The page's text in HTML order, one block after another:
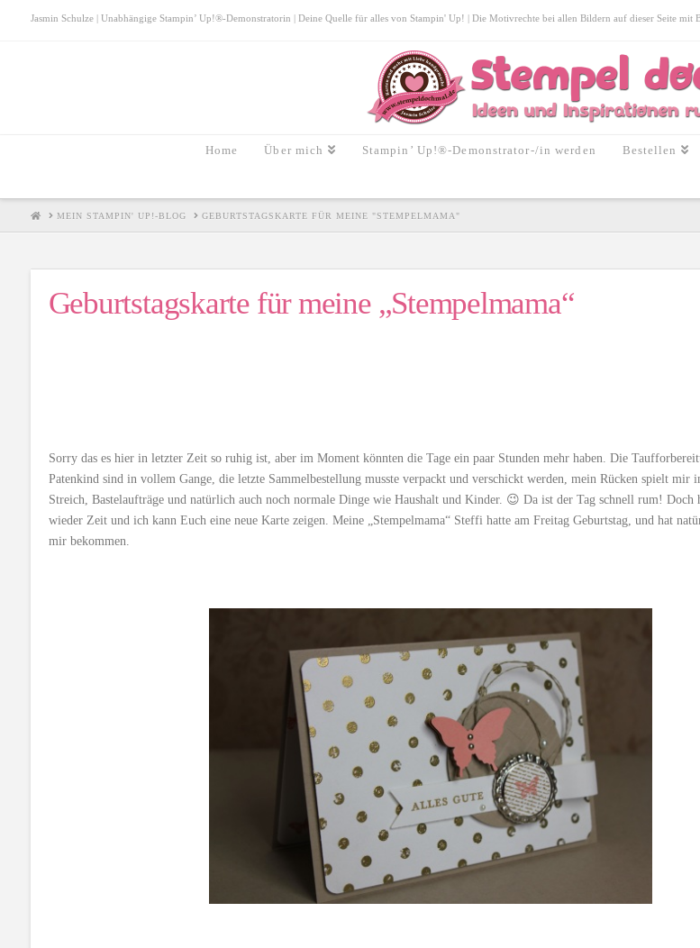
Jasmin Schulze | Unabhängige Stampin’ Up!®-Demonstratorin | Deine Quelle für alles von Stampin' Up! | Die Motivrechte bei allen Bildern auf dieser Seite mit
Home Über mich Stampin’ Up!®-Demonstrator-/in werden Bestellen
HOMEMEIN STAMPIN' UP!-BLOG GEBURTSTAGSKARTE FÜR MEINE "STEMPELMAMA"
Geburtstagskarte für meine „Stempelmama“
Sorry das es hier in letzter Zeit so ruhig ist, aber im Moment könnten die Tage ein paar Stunden mehr haben. Die
Patenkind sind in vollem Gange, die letzte Sammelbestellung musste verpackt und verschickt werden, mein Rücken spielt mir
Streich, Bastelaufträge und natürlich auch noch normale Dinge wie Haushalt und Kinder. 😉 Da ist der Tag schnell rum! Doch
wieder Zeit und ich kann Euch eine neue Karte zeigen. Meine „Stempelmama“ Steffi hatte am Freitag Geburtstag, und hat
mir bekommen.